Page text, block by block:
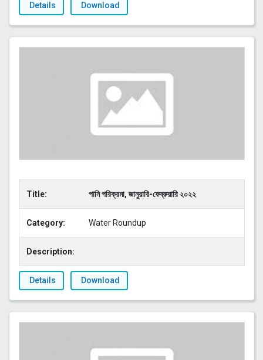
Details Download
Title: পানি পরিক্রমা, জানুয়ারি-ফেব্রুয়ারি ২০২২
Category: Water Roundup
Description:
Details Download